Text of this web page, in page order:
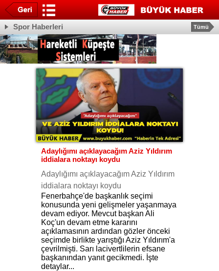
Spor Haberleri Tümü
Adaylığımı açıklayacağım Aziz Yıldırım
iddialara noktayı koydu
Adaylığımı açıklayacağım Aziz Yıldırım
iddialara noktayı koydu
Fenerbahçe'de başkanlık seçimi
konusunda yeni gelişmeler yaşanmaya
devam ediyor. Mevcut başkan Ali
Koç'un devam etme kararını
açıklamasının ardından gözler önceki
seçimde birlikte yarıştığı Aziz Yıldırım'a
çevrilmişti. Sarı lacivertlilerin efsane
başkanından yanıt gecikmedi. İşte
detaylar...